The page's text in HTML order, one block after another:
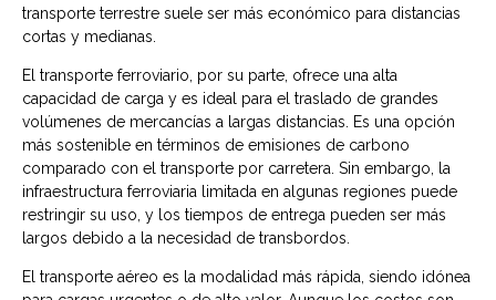
transporte terrestre suele ser más económico para distancias
cortas y medianas.
El transporte ferroviario, por su parte, ofrece una alta
capacidad de carga y es ideal para el traslado de grandes
volúmenes de mercancías a largas distancias. Es una opción
más sostenible en términos de emisiones de carbono
comparado con el transporte por carretera. Sin embargo, la
infraestructura ferroviaria limitada en algunas regiones puede
restringir su uso, y los tiempos de entrega pueden ser más
largos debido a la necesidad de transbordos.
El transporte aéreo es la modalidad más rápida, siendo idónea